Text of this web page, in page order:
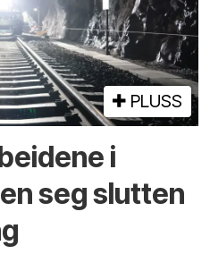
PLUSS
i
seg slutten